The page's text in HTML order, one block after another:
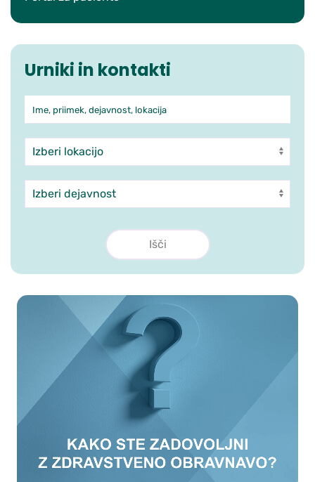
Urniki in kontakti
Iskanje po ambulantah in
Ime, priimek, dejavnost, lokacija
Enota
Dejavnost